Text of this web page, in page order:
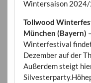
Wintersaison
Tollwood
München (Bayern)
Winterfestival
Dezember auf der
Außerdem steigt